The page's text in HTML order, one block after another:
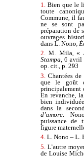
1.
Bien que le
toute
Commune, il
ne se sont
préparation de
ouvrages
dans L. Nono,
2. M. Mila, «
Stampa, 6 avril
op. cit., p. 293
3. Chantées
que le goût
principalement
En revanche,
bien
dans la
d’amore .
puissance de
figure
4. L. Nono – L.
5. L’autre
de Louise